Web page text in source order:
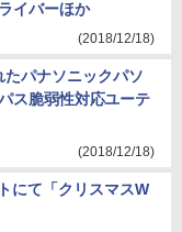
イバーほか
(2018/12/18)
パナソニックパソ
ス脆弱性対応ユーテ
(2018/12/18)
にて「クリスマスW